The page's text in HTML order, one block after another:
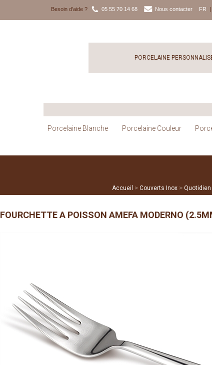
Besoin d'aide ? 05 55 70 14 68 Nous contacter FR |
PORCELAINE
Porcelaine Blanche Porcelaine Couleur
Accueil > Couverts Inox > Quotidien
FOURCHETTE A POISSON AMEFA MODERNO